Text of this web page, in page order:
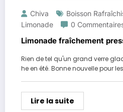
Chiva Boisson
Limonade
0
Limonade fraîchement
Rien de tel qu'un grand verre
he en été. Bonne nouvelle pour
Lire la suite